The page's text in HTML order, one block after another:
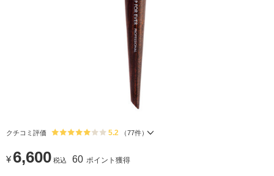
クチコミ評価 5.2 （77件）
¥ 6,600 税込 60 ポイント獲得